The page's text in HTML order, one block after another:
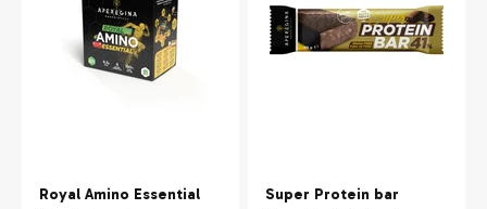
Royal Amino Essential
Super Protein bar